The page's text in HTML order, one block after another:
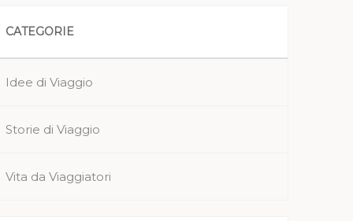
CATEGORIE
Idee di Viaggio
Storie di Viaggio
Vita da Viaggiatori